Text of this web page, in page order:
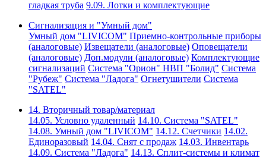
гладкая труба 9.09. Лотки и комплектующие
Сигнализация и "Умный дом"
Умный дом "LIVICOM" Приемно-контрольные приборы
(аналоговые) Извещатели (аналоговые) Оповещатели
(аналоговые) Доп.модули (аналоговые) Комплектующие
сигнализаций Система "Орион" НВП "Болид" Система
"Рубеж" Система "Ладога" Огнетушители Система
"SATEL"
14. Вторичный товар/материал
14.05. Условно удаленный 14.10. Система "SATEL"
14.08. Умный дом "LIVICOM" 14.12. Счетчики 14.02.
Единоразовый 14.04. Снят с продаж 14.03. Инвентарь
14.09. Система "Ладога" 14.13. Сплит-системы и климат